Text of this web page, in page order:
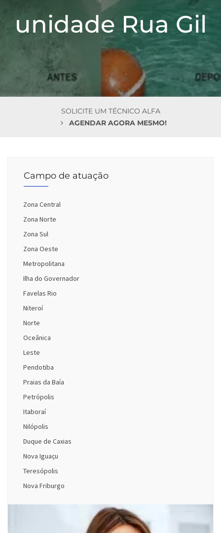
unidade Rua Gil
SOLICITE UM TÉCNICO ALFA
AGENDAR AGORA MESMO!
Campo de atuação
Zona Central
Zona Norte
Zona Sul
Zona Oeste
Metropolitana
Ilha do Governador
Favelas Rio
Niteroí
Norte
Oceânica
Leste
Pendotiba
Praias da Baía
Petrópolis
Itaboraí
Nilópolis
Duque de Caxias
Nova Iguaçu
Teresópolis
Nova Friburgo